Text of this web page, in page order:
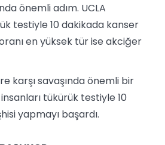
önemli adım. UCLA
testiyle 10 dakikada kanser
en yüksek tür ise akciğer
karşı savaşında önemli bir
tükürük testiyle 10
yapmayı başardı.